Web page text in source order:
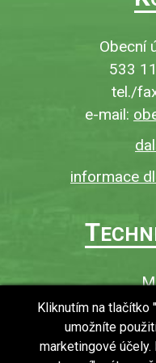
Obecní
533
tel./
e-mail:
informace
T
Povinně
Ochrana
Kliknutím na tlačítko
umožníte
marketingové